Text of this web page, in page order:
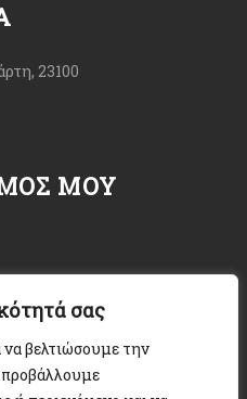
σας
βελτιώσουμε την
προβάλλουμε
23100
ΜΟΥ